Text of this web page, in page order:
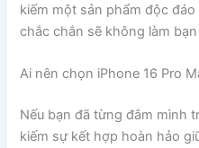
kiếm một sản phẩm độc
chắc chắn sẽ không làm
Ai nên chọn iPhone 16 Pro
Nếu bạn đã từng đắm mình
kiếm sự kết hợp hoàn hảo